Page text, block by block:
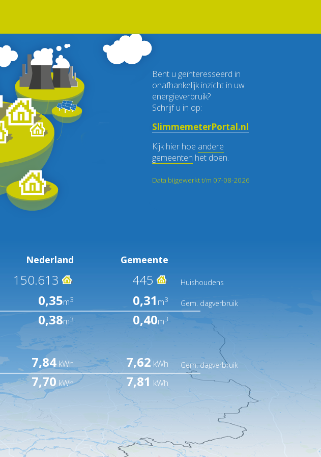
Bent u geïnteresseerd in
onafhankelijk inzicht in uw
energieverbruik?
Schrijf u in op:
SlimmemeterPortal.nl
Kijk hier hoe andere
gemeenten het doen.
Data bijgewerkt t/m 07-08-2026
Nederland Gemeente
150.613 445 Huishoudens
0,35m3 0,31 m3 Gem. dagverbruik
0,38m3 0,40m3
7,84 kWh 7,62 kWh Gem. dagverbruik
7,70 kWh 7,81 kWh